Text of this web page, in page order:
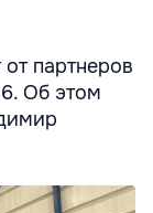
партнеров
Об этом